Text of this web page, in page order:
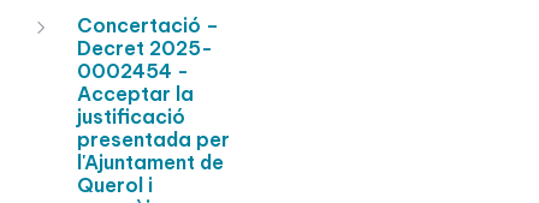
Concertació –
Decret 2025-
0002454 -
Acceptar la
justificació
presentada per
l'Ajuntament de
Querol i